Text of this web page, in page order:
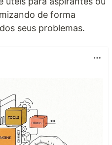
de forma
seus problemas.